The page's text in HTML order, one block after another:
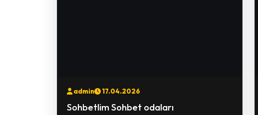
admin 17.04.2026
Sohbetlim Sohbet odaları